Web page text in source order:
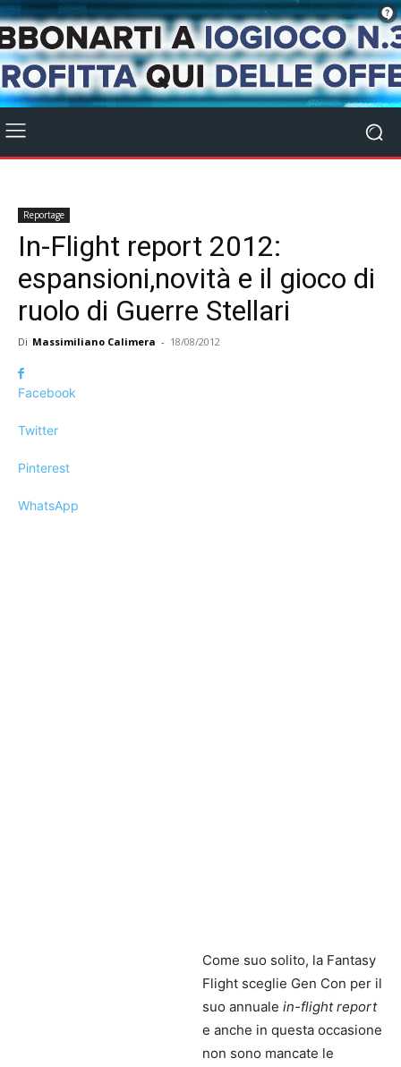
Reportage
In-Flight report 2012:
espansioni,novità e il gioco di
ruolo di Guerre Stellari
Di Massimiliano Calimera - 18/08/2012
Facebook
Twitter
Pinterest
WhatsApp
Come suo solito, la Fantasy
Flight sceglie Gen Con per il
suo annuale in-flight report
e anche in questa occasione
non sono mancate le